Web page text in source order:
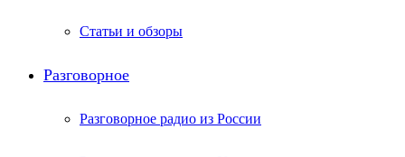
Статьи и обзоры
Разговорное
Разговорное радио из России